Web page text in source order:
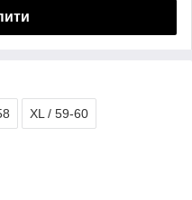
XL / 59-60